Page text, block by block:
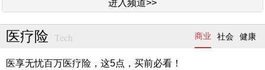
进入频道>>
医疗险 Tech 商业 社会 健康
医享无忧百万医疗险，这5点，买前必看！